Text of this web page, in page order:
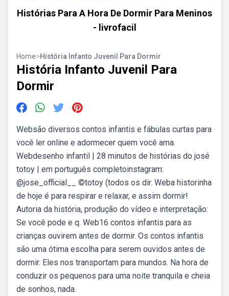
Histórias Para A Hora De Dormir Para Meninos
- livrofacil
Home>História Infanto Juvenil Para Dormir
História Infanto Juvenil Para
Dormir
Websão diversos contos infantis e fábulas curtas para
você ler online e adormecer quem você ama.
Webdesenho infantil | 28 minutos de histórias do josé
totoy | em português completoinstagram:
@jose_official__ ©totoy (todos os dir. Weba historinha
de hoje é para respirar e relaxar, e assim dormir!
Autoria da história, produção do vídeo e interpretação:
Se você pode e q. Web16 contos infantis para as
crianças ouvirem antes de dormir. Os contos infantis
são uma ótima escolha para serem ouvidos antes de
dormir. Eles nos transportam para mundos. Na hora de
conduzir os pequenos para uma noite tranquila e cheia
de sonhos, nada.